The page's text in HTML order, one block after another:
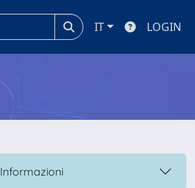
IT LOGIN
Informazioni